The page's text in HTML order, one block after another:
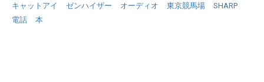
キャットアイ
ゼンハイザー オーディオ 東京競馬場
SHARP
電話
本